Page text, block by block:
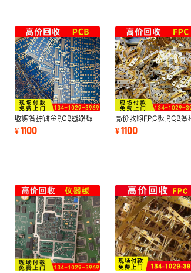
收购各种镀金PCB线路板
柔性线路板回收 求购镀金
pcb电路板
¥1100
高价收购FPC板 PCB各
线路板等边角料镀金板
金手指回收
¥1100